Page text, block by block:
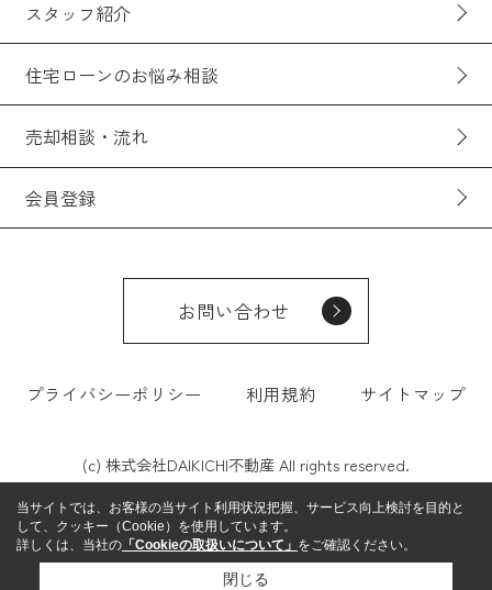
スタッフ紹介
住宅ローンのお悩み相談
売却相談・流れ
会員登録
お問い合わせ
プライバシーポリシー 利用規約 サイトマップ
(c) 株式会社DAIKICHI不動産 All rights reserved.
当サイトでは、お客様の当サイト利用状況把握、サービス向上検討を目的と
して、クッキー（Cookie）を使用しています。
詳しくは、当社の 「Cookieの取扱いについて」 をご確認ください。
閉じる